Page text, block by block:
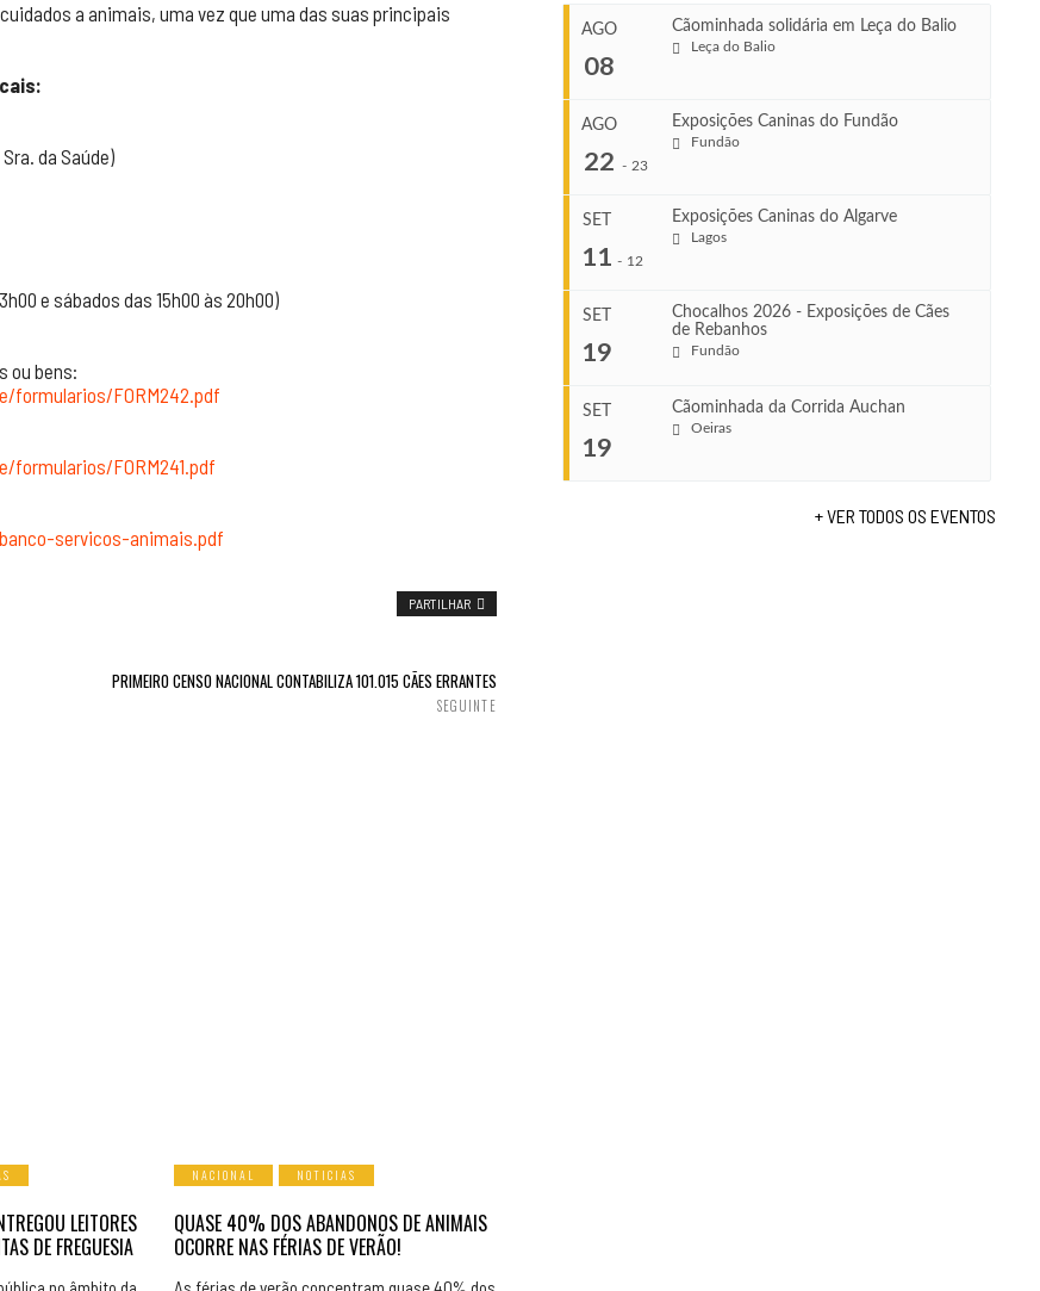
a animais, uma vez que uma das suas principais
da Saúde)
e sábados das 15h00 às 20h00)
ou bens:
FORM242.pdf
FORM241.pdf
servicos-animais.pdf
PARTILHAR
PRIMEIRO CENSO NACIONAL CONTABILIZA 101.015 CÃES ERRANTES
SEGUINTE
LEITORES
DE FREGUESIA
NACIONAL NOTICIAS
QUASE 40% DOS ABANDONOS DE ANIMAIS
OCORRE NAS FÉRIAS DE VERÃO!
AGO
08
Cãominhada solidária em Leça do Balio
Leça do Balio
COMEÇA
Ago 8, 2026
TERMINA
Ago 8, 2026
Leça do Balio
AGO
22 - 23
Exposições Caninas do Fundão
Fundão
Ago 22, 2026
Ago 23, 2026
VENUE
SET
11 - 12
Exposições Caninas do Algarve
Lagos
Set 11, 2026
SET
19
Chocalhos 2026 - Exposições de Cães
de Rebanhos
Fundão
SET
19
Cãominhada da Corrida Auchan
Oeiras
+ VER TODOS OS EVENTOS